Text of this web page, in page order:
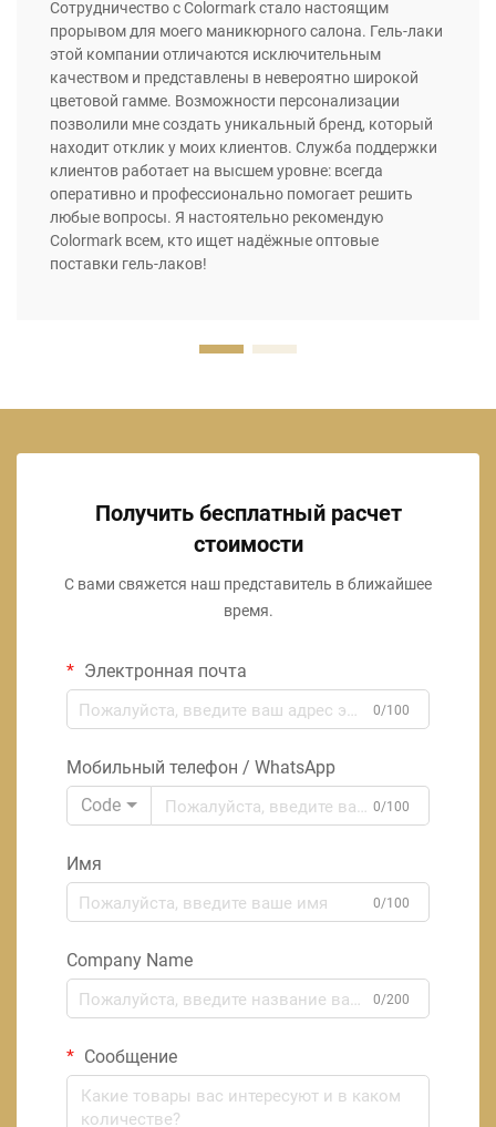
Сотрудничество с Colormark стало настоящим
прорывом для моего маникюрного салона. Гель-лаки
этой компании отличаются исключительным
качеством и представлены в невероятно широкой
цветовой гамме. Возможности персонализации
позволили мне создать уникальный бренд, который
находит отклик у моих клиентов. Служба поддержки
клиентов работает на высшем уровне: всегда
оперативно и профессионально помогает решить
любые вопросы. Я настоятельно рекомендую
Colormark всем, кто ищет надёжные оптовые
поставки гель-лаков!
Получить бесплатный расчет
стоимости
С вами свяжется наш представитель в ближайшее
время.
Электронная почта
0/100
Мобильный телефон / WhatsApp
Code
0/100
Имя
0/100
Company Name
0/200
Сообщение